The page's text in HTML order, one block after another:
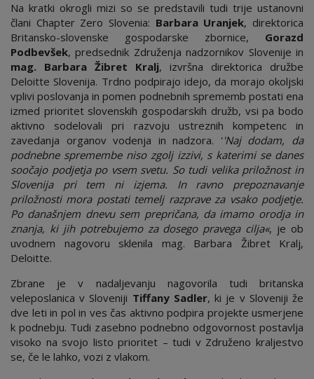
Na kratki okrogli mizi so se predstavili tudi trije ustanovni
člani Chapter Zero Slovenia: Barbara Uranjek, direktorica
Britansko-slovenske gospodarske zbornice, Gorazd
Podbevšek, predsednik Združenja nadzornikov Slovenije in
mag. Barbara Žibret Kralj, izvršna direktorica družbe
Deloitte Slovenija. Trdno podpirajo idejo, da morajo okoljski
vplivi poslovanja in pomen podnebnih sprememb postati ena
izmed prioritet slovenskih gospodarskih družb, vsi pa bodo
aktivno sodelovali pri razvoju ustreznih kompetenc in
zavedanja organov vodenja in nadzora. ' 'Naj dodam, da
podnebne spremembe niso zgolj izzivi, s katerimi se danes
soočajo podjetja po vsem svetu. So tudi velika priložnost in
Slovenija pri tem ni izjema. In ravno prepoznavanje
priložnosti mora postati temelj razprave za vsako podjetje.
Po današnjem dnevu sem prepričana, da imamo orodja in
znanja, ki jih potrebujemo za dosego pravega cilja«, je ob
uvodnem nagovoru sklenila mag. Barbara Žibret Kralj,
Deloitte.
Zbrane je v nadaljevanju nagovorila tudi britanska
veleposlanica v Sloveniji Tiffany Sadler, ki je v Sloveniji že
dve leti in pol in ves čas aktivno podpira projekte usmerjene
k podnebju. Tudi zasebno podnebno odgovornost postavlja
visoko na svojo listo prioritet – tudi v Združeno kraljestvo
se, če le lahko, vozi z vlakom.